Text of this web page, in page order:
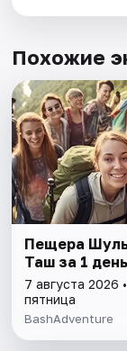
Похожие
Пещера
Таш за 1 день
7 августа 2026 •
пятница
BashAdventure